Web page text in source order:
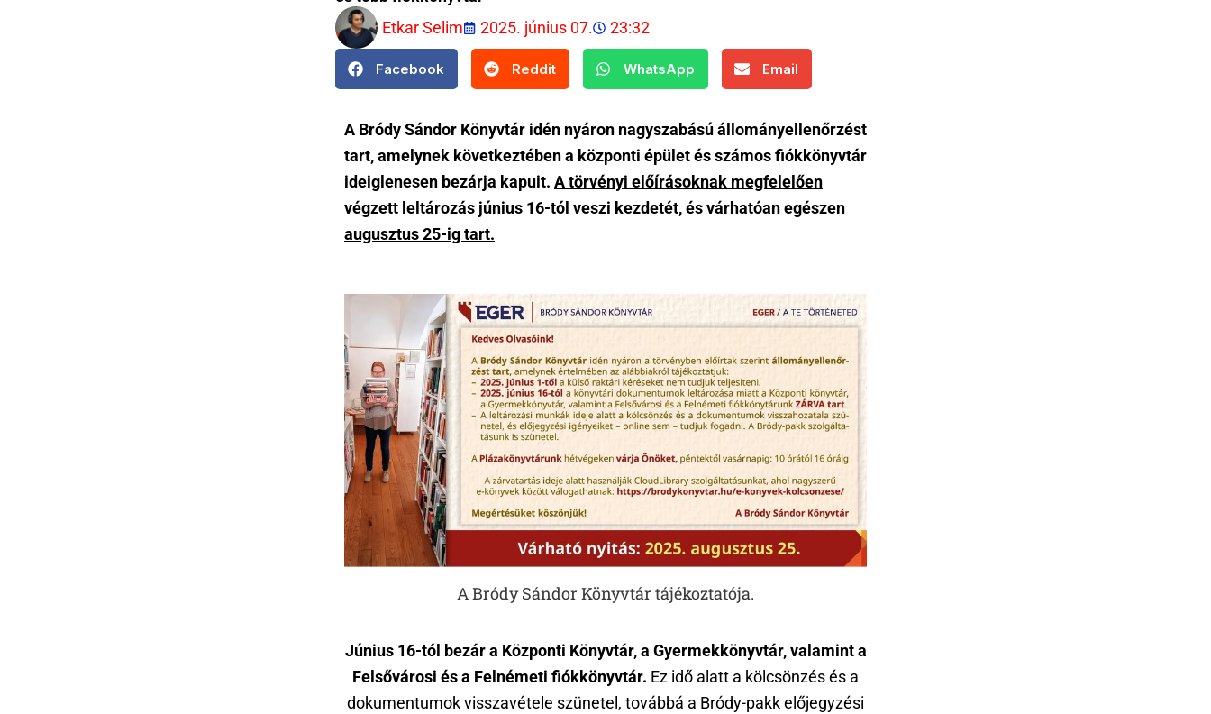
Etkar Selim
2025. június 07. 23:32
Facebook Reddit WhatsApp Email
A Bródy Sándor Könyvtár idén nyáron nagyszabású állományellenőrzést
tart, amelynek következtében a központi épület és számos fiókkönyvtár
ideiglenesen bezárja kapuit. A törvényi előírásoknak megfelelően
végzett leltározás június 16-tól veszi kezdetét, és várhatóan egészen
augusztus 25-ig tart.
A Bródy Sándor Könyvtár tájékoztatója.
Június 16-tól bezár a Központi Könyvtár, a Gyermekkönyvtár, valamint a
Felsővárosi és a Felnémeti fiókkönyvtár. Ez idő alatt a kölcsönzés és a
dokumentumok visszavétele szünetel, továbbá a Bródy-pakk előjegyzési